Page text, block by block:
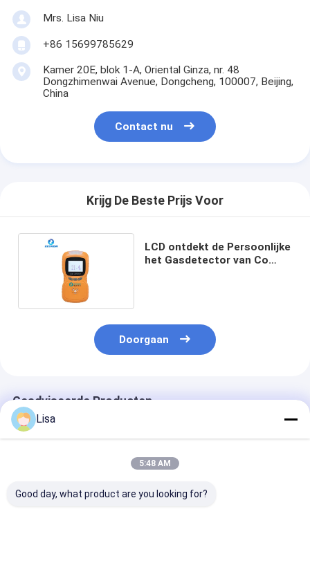
Mrs. Lisa Niu
+86 15699785629
Kamer 20E, blok 1-A, Oriental Ginza, nr. 48
Dongzhimenwai Avenue, Dongcheng, 100007, Beijing,
China
Contact nu
Krijg De Beste Prijs Voor
LCD ontdekt de Persoonlijke
het Gasdetector van Co
Doorgaan
Geadviseerde Producten
Lisa
5:48 AM
Good day, what product are you looking for?